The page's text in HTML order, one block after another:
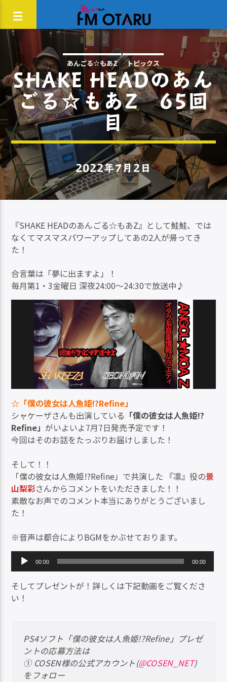
あんごる☆もあZ トピックス
SHAKE HEADのあん
ごる☆もあZ 65回
目
2022年7月2日
『SHAKE HEADのあんごる☆もあZ』として鮭鮭、では
なくてマスマスパワーアップしてあの2人が帰ってき
た！
合言葉は「夢に出ますよ」！
毎月第1・3金曜日 深夜24:00～24:30で放送中♪
☆「僕の彼女は人魚姫!?Refine」
シャケーザさんも出演している 「僕の彼女は人魚姫!?
Refine」がいよいよ7月7日発売予定です！
今回はそのお話をたっぷりお届けしました！
そして！！
「僕の彼女は人魚姫!?Refine」で共演した 『凛』役の景
山梨彩さんからコメントをいただきました！！
素敵なお声でのコメント本当にありがとうございまし
た！
※音声は都合によりBGMをかぶせております。
声
プ
レ
ー
00:00 00:00
そしてプレゼントが！詳しくは下記動画をご覧くださ
い！
PS4ソフト「僕の彼女は人魚姫!?Refine」プレゼ
ントの応募方法は
① COSEN様の公式アカウント(@COSEN_NET)
をフォロー